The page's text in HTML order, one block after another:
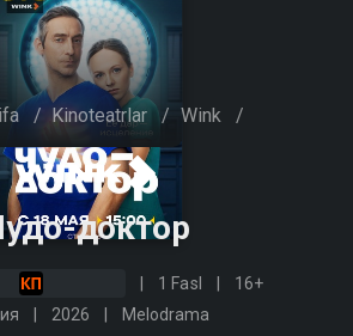
/ Kinoteatrlar / Wink /
доктор
1 Fasl
16+
2026 Melodrama